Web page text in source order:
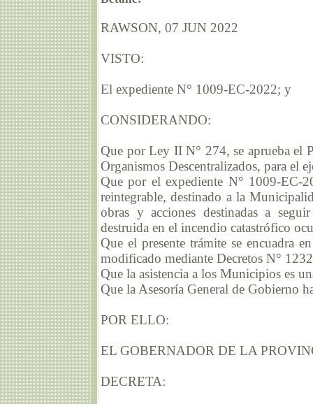
RAWSON, 07 JUN 2022
VISTO:
El expediente N° 1009-EC-2022; y
CONSIDERANDO:
Que por Ley II N° 274, se aprueba el
Organismos Descentralizados, para el
Que por el expediente N° 1009-EC-
reintegrable, destinado a la
obras y acciones destinadas a
destruida en el incendio catastrófico
Que el presente trámite se encuadra
modificado mediante Decretos N°
Que la asistencia a los Municipios es
Que la Asesoría General de Gobierno
POR ELLO:
EL GOBERNADOR DE LA
DECRETA: